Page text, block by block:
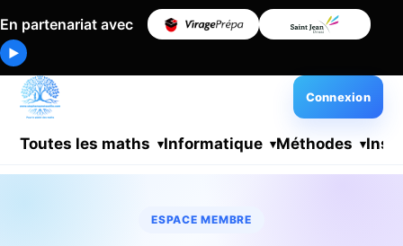
En partenariat avec
▶
Toutes les maths Informatique Méthodes
Connexion
ESPACE MEMBRE